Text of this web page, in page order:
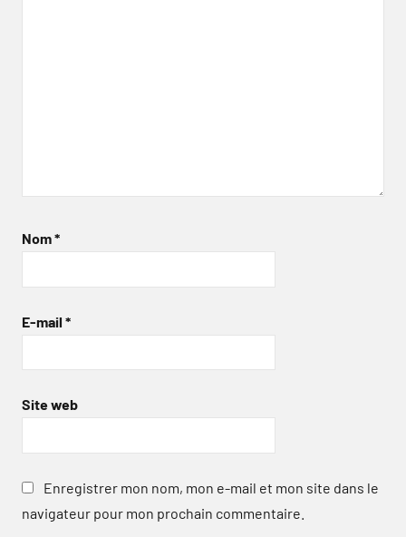
Nom*
E-mail *
Site web
Enregistrer mon nom, mon e-mail et mon site dans le
navigateur pour mon prochain commentaire.